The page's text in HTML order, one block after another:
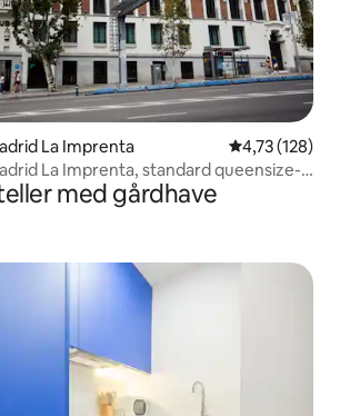
La Imprenta 4,73 ud af 5 i
4,73 (128)
La Imprenta, standard queensize-
med gårdhave